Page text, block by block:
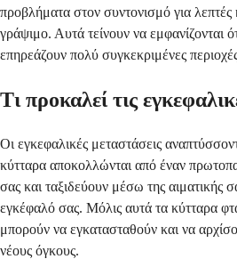
προβλήματα στον συντονισμό για λεπτές
γράψιμο. Αυτά τείνουν να εμφανίζονται
επηρεάζουν πολύ συγκεκριμένες
Τι προκαλεί τις
Οι εγκεφαλικές μεταστάσεις
κύτταρα αποκολλώνται από έναν
σας και ταξιδεύουν μέσω της αιματικής
εγκέφαλό σας. Μόλις αυτά τα κύτταρα
μπορούν να εγκατασταθούν και να
νέους όγκους.